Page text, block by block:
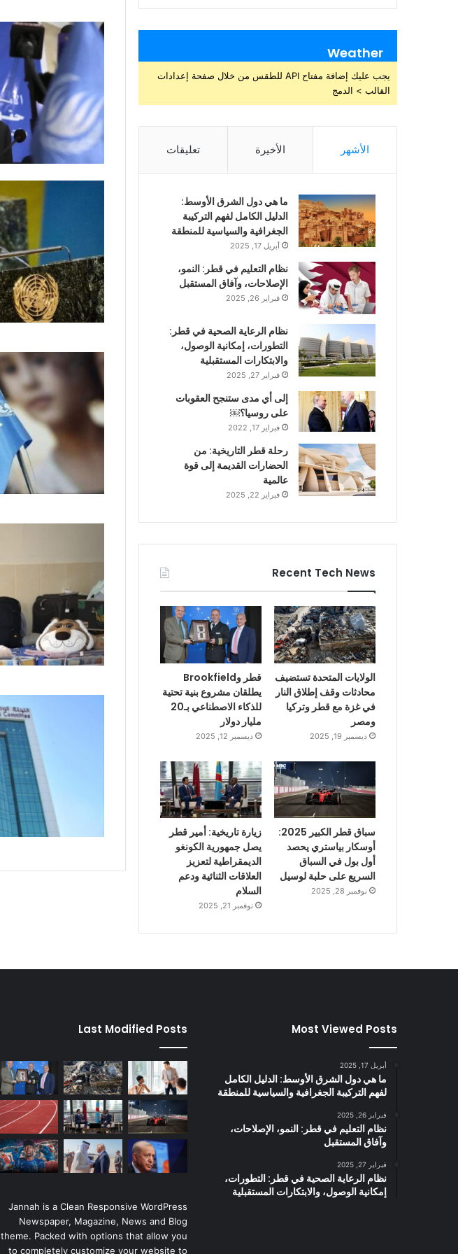
Weather
يجب عليك إضافة مفتاح API للطقس من خلال صفحة إعدادات
القالب > الدمج
الأشهر الأخيرة تعليقات
ما هي دول الشرق الأوسط:
الدليل الكامل لفهم التركيبة
الجغرافية والسياسية للمنطقة
أبريل 17, 2025
نظام التعليم في قطر: النمو،
الإصلاحات، وآفاق المستقبل
فبراير 26, 2025
نظام الرعاية الصحية في قطر:
التطورات، إمكانية الوصول،
والابتكارات المستقبلية
فبراير 27, 2025
إلى أي مدى ستنجح العقوبات
على روسيا؟￼
فبراير 17, 2022
رحلة قطر التاريخية: من
الحضارات القديمة إلى قوة
عالمية
فبراير 22, 2025
Recent Tech News
الولايات المتحدة تستضيف
محادثات وقف إطلاق النار
في غزة مع قطر وتركيا
ومصر
ديسمبر 19, 2025
قطر وBrookfield
يطلقان مشروع بنية تحتية
للذكاء الاصطناعي بـ20
مليار دولار
ديسمبر 12, 2025
سباق قطر الكبير 2025:
أوسكار بياستري يحصد
أول بول في السباق
السريع على حلبة لوسيل
نوفمبر 28, 2025
زيارة تاريخية: أمير قطر
يصل جمهورية الكونغو
الديمقراطية لتعزيز
العلاقات الثنائية ودعم
السلام
نوفمبر 21, 2025
Most Viewed Posts
أبريل 17, 2025
ما هي دول الشرق الأوسط: الدليل الكامل
لفهم التركيبة الجغرافية والسياسية للمنطقة
فبراير 26, 2025
نظام التعليم في قطر: النمو، الإصلاحات،
وآفاق المستقبل
فبراير 27, 2025
نظام الرعاية الصحية في قطر: التطورات،
إمكانية الوصول، والابتكارات المستقبلية
Last Modified Posts
Jannah is a Clean Responsive WordPress
Newspaper, Magazine, News and Blog
theme. Packed with options that allow you
to completely customize your website to